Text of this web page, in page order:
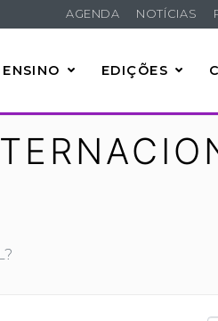
AGENDA NOTÍCIAS
ENSINO EDIÇÕES